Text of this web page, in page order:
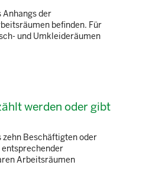
der
befinden. Für
und Umkleideräumen
werden oder gibt
Beschäftigten oder
entsprechender
Arbeitsräumen